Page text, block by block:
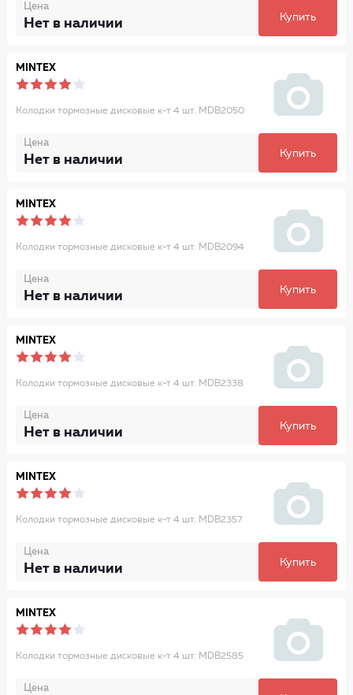
Цена
Нет в наличии Купить
MINTEX
Колодки тормозные дисковые к-т 4 шт. MDB2050
Цена
Нет в наличии Купить
MINTEX
Колодки тормозные дисковые к-т 4 шт. MDB2094
Цена
Нет в наличии Купить
MINTEX
Колодки тормозные дисковые к-т 4 шт. MDB2338
Цена
Нет в наличии Купить
MINTEX
Колодки тормозные дисковые к-т 4 шт. MDB2357
Цена
Нет в наличии Купить
MINTEX
Колодки тормозные дисковые к-т 4 шт. MDB2585
Цена